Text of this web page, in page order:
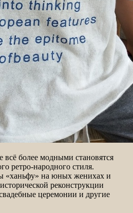
всё более модными становятся
ретро-народного стиля.
«ханьфу» на юных женихах и
реконструкции
церемонии и другие